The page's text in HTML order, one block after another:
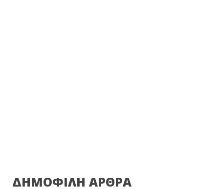
ΔΗΜΟΦΙΛΗ ΑΡΘΡΑ